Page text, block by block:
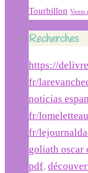
Tourbillon Vents
Recherches
https://
fr/
noticias
fr/
fr/
goliath oscar
pdf,